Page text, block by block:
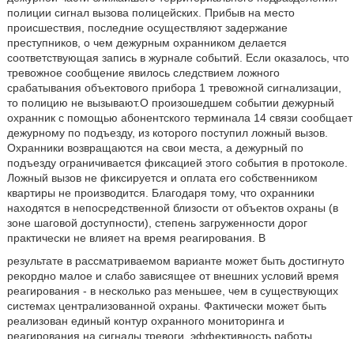
полиции сигнал вызова полицейских. Прибыв на место
происшествия, последние осуществляют задержание
преступников, о чем дежурным охранником делается
соответствующая запись в журнале событий. Если оказалось, что
тревожное сообщение явилось следствием ложного
срабатывания объектового прибора 1 тревожной сигнализации,
то полицию не вызывают.О произошедшем событии дежурный
охранник с помощью абонентского терминала 14 связи сообщает
дежурному по подъезду, из которого поступил ложный вызов.
Охранники возвращаются на свои места, а дежурный по
подъезду ограничивается фиксацией этого события в протоколе.
Ложный вызов не фиксируется и оплата его собственником
квартиры не производится. Благодаря тому, что охранники
находятся в непосредственной близости от объектов охраны (в
зоне шаговой доступности), степень загруженности дорог
практически не влияет на время реагирования. В
результате в рассматриваемом варианте может быть достигнуто
рекордно малое и слабо зависящее от внешних условий время
реагирования - в несколько раз меньшее, чем в существующих
системах централизованной охраны. Фактически может быть
реализован единый контур охранного мониторинга и
реагирования на сигналы тревоги, эффективность работы